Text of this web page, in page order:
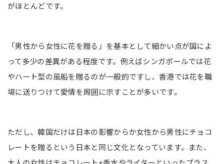
がほとんどです。
「男性から女性に花を贈る」を基本として細かい点が国によ
って多少の差異がある程度です。例えばシンガポールでは花
やハート型の風船を贈るのが一般的ですし、香港では花を職
場に送りつけて愛情を周囲に示すことが多いです。
ただし、韓国だけは日本の影響からか女性から男性にチョコ
レートを贈るという日本と同じ文化となっています。また、